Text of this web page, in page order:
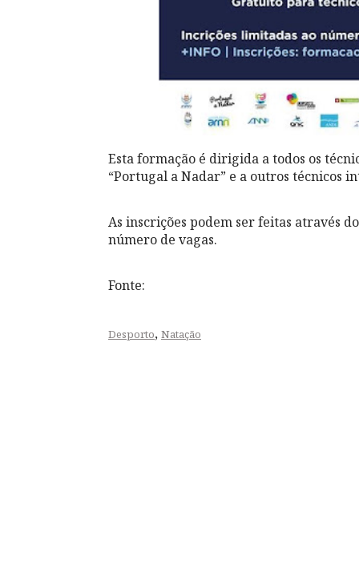
Esta formação é dirigida a todos os
“Portugal a Nadar” e a outros técnicos
As inscrições podem ser feitas através
número de vagas.
Fonte:
Desporto, Natação